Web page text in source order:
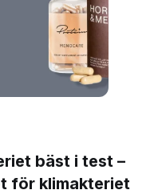
bäst i test –
för klimakteriet